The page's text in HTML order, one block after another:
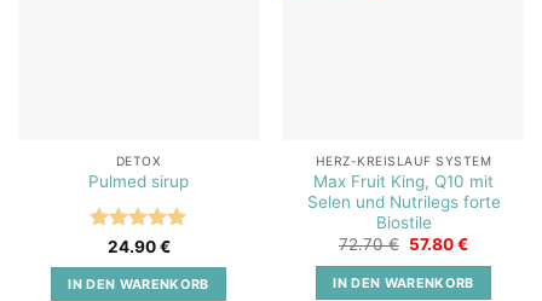
DETOX
Pulmed sirup
Bewertet
mit5von
5
24.90€
IN DEN WARENKORB
HERZ-KREISLAUF SYSTEM
Max Fruit King, Q10 mit
Selen und Nutrilegs forte
Biostile
72.70€ Ursprünglicher
war:
72.70 €
57.80€Aktueller
ist:
57.80 €.
IN DEN WARENKORB